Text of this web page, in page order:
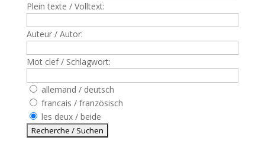
Plein texte / Volltext:
Auteur / Autor:
Mot clef / Schlagwort:
allemand / deutsch
francais / französisch
les deux / beide